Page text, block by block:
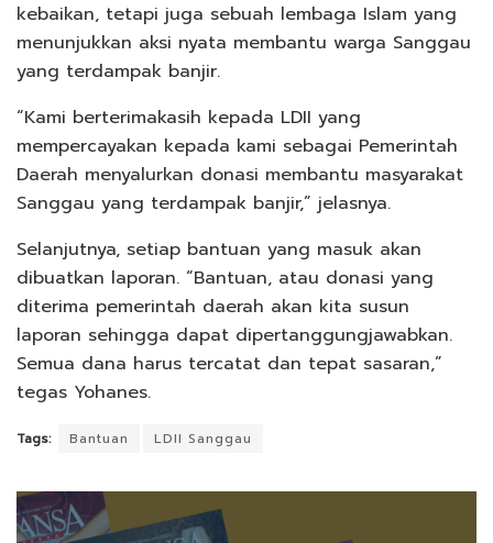
kebaikan, tetapi juga sebuah lembaga Islam yang
menunjukkan aksi nyata membantu warga Sanggau
yang terdampak banjir.
“Kami berterimakasih kepada LDII yang
mempercayakan kepada kami sebagai Pemerintah
Daerah menyalurkan donasi membantu masyarakat
Sanggau yang terdampak banjir,” jelasnya.
Selanjutnya, setiap bantuan yang masuk akan
dibuatkan laporan. “Bantuan, atau donasi yang
diterima pemerintah daerah akan kita susun
laporan sehingga dapat dipertanggungjawabkan.
Semua dana harus tercatat dan tepat sasaran,”
tegas Yohanes.
Tags: Bantuan LDII Sanggau